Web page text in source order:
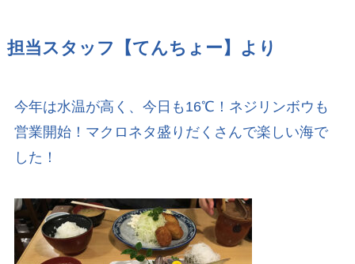
担当スタッフ【てんちょー】より
今年は水温が高く、今日も16℃！ネジリンボウも
営業開始！マクロネタ盛りだくさんで楽しい海で
した！